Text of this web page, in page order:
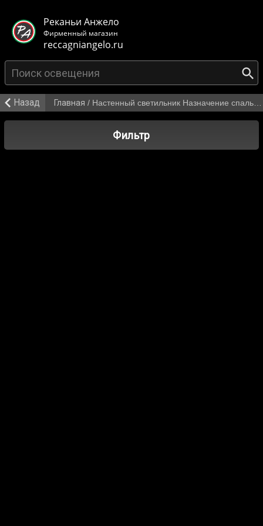
Реканьи Анжело
Фирменный магазин
reccagniangelo.ru
Назад Главная / Настенный светильник Назначение спальня от 9 442 р.
Фильтр